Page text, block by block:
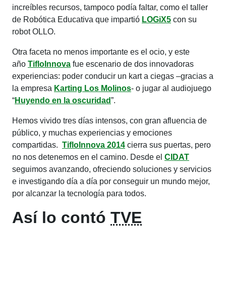
increíbles recursos, tampoco podía faltar, como el taller
de Robótica Educativa que impartió LOGiX5 con su
robot OLLO.
Otra faceta no menos importante es el ocio, y este
año TifloInnova fue escenario de dos innovadoras
experiencias: poder conducir un kart a ciegas –gracias a
la empresa Karting Los Molinos- o jugar al audiojuego
“Huyendo en la oscuridad”.
Hemos vivido tres días intensos, con gran afluencia de
público, y muchas experiencias y emociones
compartidas. TifloInnova 2014 cierra sus puertas, pero
no nos detenemos en el camino. Desde el CIDAT
seguimos avanzando, ofreciendo soluciones y servicios
e investigando día a día por conseguir un mundo mejor,
por alcanzar la tecnología para todos.
Así lo contó TVE